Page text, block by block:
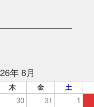
年 8月
木 金 土
30 31 1